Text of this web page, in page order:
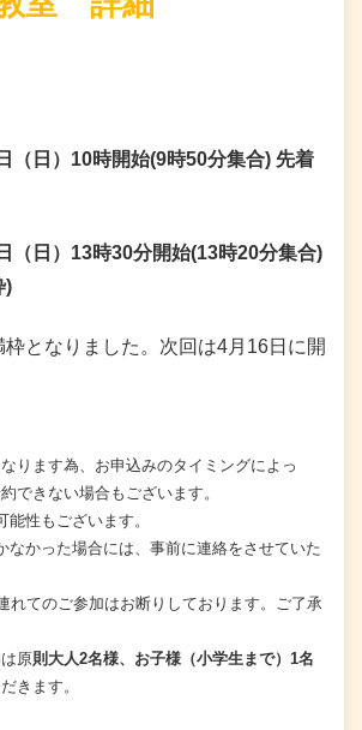
（日）10時開始(9時50分集合) 先着
（日） 13時30分開始(13時20分集合)
)
となりました。次回は4月16日に開
ります為、お申込みのタイミングによっ
できない場合もございます。
能性もございます。
なかった場合には、事前に連絡をさせていた
れてのご参加はお断りしております。ご了承
原則大人2名様、お子様（小学生まで）1名
きます。